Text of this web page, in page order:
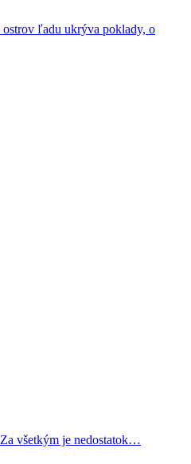
ľadu ukrýva poklady, o
všetkým je nedostatok…